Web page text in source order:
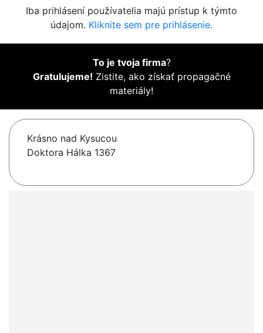
Iba prihlásení používatelia majú prístup k týmto
údajom. Kliknite sem pre prihlásenie.
To je tvoja firma?
Gratulujeme! Zistite, ako získať propagačné
materiály!
Krásno nad Kysucou
Doktora Hálka 1367